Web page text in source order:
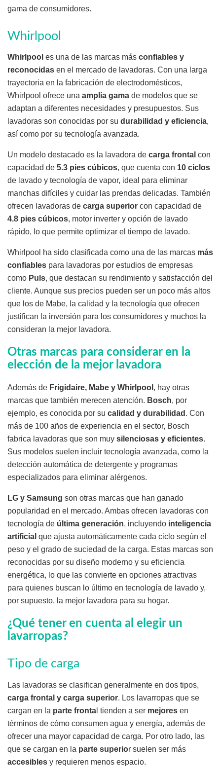
gama de consumidores.
Whirlpool
Whirlpool es una de las marcas más confiables y
reconocidas en el mercado de lavadoras. Con una larga
trayectoria en la fabricación de electrodomésticos,
Whirlpool ofrece una amplia gama de modelos que se
adaptan a diferentes necesidades y presupuestos. Sus
lavadoras son conocidas por su durabilidad y eficiencia,
así como por su tecnología avanzada.
Un modelo destacado es la lavadora de carga frontal con
capacidad de 5.3 pies cúbicos, que cuenta con 10 ciclos
de lavado y tecnología de vapor, ideal para eliminar
manchas difíciles y cuidar las prendas delicadas. También
ofrecen lavadoras de carga superior con capacidad de
4.8 pies cúbicos, motor inverter y opción de lavado
rápido, lo que permite optimizar el tiempo de lavado.
Whirlpool ha sido clasificada como una de las marcas más
confiables para lavadoras por estudios de empresas
como Puls, que destacan su rendimiento y satisfacción del
cliente. Aunque sus precios pueden ser un poco más altos
que los de Mabe, la calidad y la tecnología que ofrecen
justifican la inversión para los consumidores y muchos la
consideran la mejor lavadora.
Otras marcas para considerar en la
elección de la mejor lavadora
Además de Frigidaire, Mabe y Whirlpool , hay otras
marcas que también merecen atención. Bosch, por
ejemplo, es conocida por su calidad y durabilidad . Con
más de 100 años de experiencia en el sector, Bosch
fabrica lavadoras que son muy silenciosas y eficientes.
Sus modelos suelen incluir tecnología avanzada, como la
detección automática de detergente y programas
especializados para eliminar alérgenos.
LG y Samsung son otras marcas que han ganado
popularidad en el mercado. Ambas ofrecen lavadoras con
tecnología de última generación, incluyendo inteligencia
artificial que ajusta automáticamente cada ciclo según el
peso y el grado de suciedad de la carga. Estas marcas son
reconocidas por su diseño moderno y su eficiencia
energética, lo que las convierte en opciones atractivas
para quienes buscan lo último en tecnología de lavado y,
por supuesto, la mejor lavadora para su hogar.
¿Qué tener en cuenta al elegir un
lavarropas?
Tipo de carga
Las lavadoras se clasifican generalmente en dos tipos,
carga frontal y carga superior. Los lavarropas que se
cargan en la parte fronta l tienden a ser mejores en
términos de cómo consumen agua y energía, además de
ofrecer una mayor capacidad de carga. Por otro lado, las
que se cargan en la parte superior suelen ser más
accesibles y requieren menos espacio.